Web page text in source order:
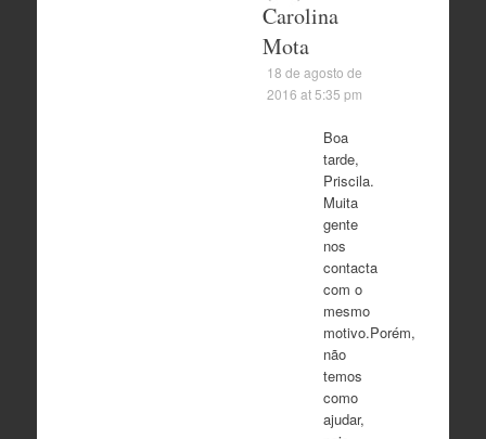
Carolina
Mota
18 de agosto de
2016 at 5:35 pm
Boa
tarde,
Priscila.
Muita
gente
nos
contacta
com o
mesmo
motivo.Porém,
não
temos
como
ajudar,